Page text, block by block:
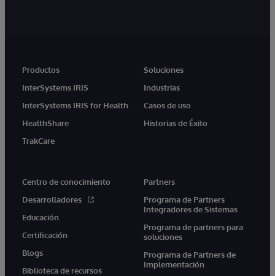
Productos
InterSystems IRIS
InterSystems IRIS for Health
HealthShare
TrakCare
Soluciones
Industrias
Casos de uso
Historias de Éxito
Centro de conocimiento
Desarrolladores
Educación
Certificación
Blogs
Biblioteca de recursos
Partners
Programa de Partners
Integradores de Sistemas
Programa de partners para
soluciones
Programa de Partners de
Implementación